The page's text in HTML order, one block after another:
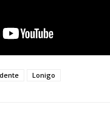
Lonigo